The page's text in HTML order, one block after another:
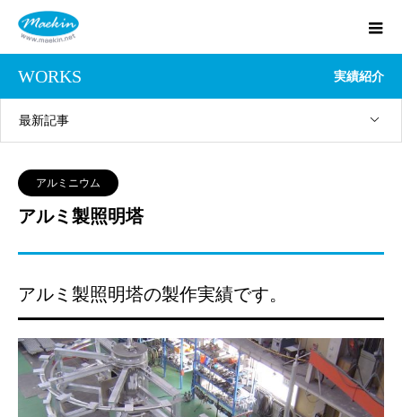
WORKS 実績紹介
最新記事
アルミニウム
アルミ製照明塔
アルミ製照明塔の製作実績です。